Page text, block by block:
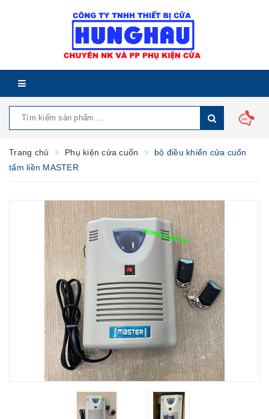
Trang chủ Phụ kiện cửa cuốn
bộ điều khiển cửa cuốn
tấm liền MASTER